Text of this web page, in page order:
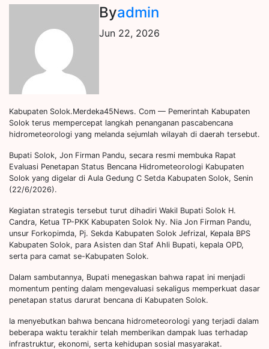
Byadmin
Jun 22, 2026
Kabupaten Solok.Merdeka45News. Com — Pemerintah Kabupaten
Solok terus mempercepat langkah penanganan pascabencana
hidrometeorologi yang melanda sejumlah wilayah di daerah tersebut.
Bupati Solok, Jon Firman Pandu, secara resmi membuka Rapat
Evaluasi Penetapan Status Bencana Hidrometeorologi Kabupaten
Solok yang digelar di Aula Gedung C Setda Kabupaten Solok, Senin
(22/6/2026).
Kegiatan strategis tersebut turut dihadiri Wakil Bupati Solok H.
Candra, Ketua TP-PKK Kabupaten Solok Ny. Nia Jon Firman Pandu,
unsur Forkopimda, Pj. Sekda Kabupaten Solok Jefrizal, Kepala BPS
Kabupaten Solok, para Asisten dan Staf Ahli Bupati, kepala OPD,
serta para camat se-Kabupaten Solok.
Dalam sambutannya, Bupati menegaskan bahwa rapat ini menjadi
momentum penting dalam mengevaluasi sekaligus memperkuat dasar
penetapan status darurat bencana di Kabupaten Solok.
Ia menyebutkan bahwa bencana hidrometeorologi yang terjadi dalam
beberapa waktu terakhir telah memberikan dampak luas terhadap
infrastruktur, ekonomi, serta kehidupan sosial masyarakat.